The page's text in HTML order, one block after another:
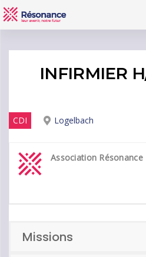
Skip
links
Skip
to
INFIRMIER
CDI Logelbach
Association Résonance
Missions